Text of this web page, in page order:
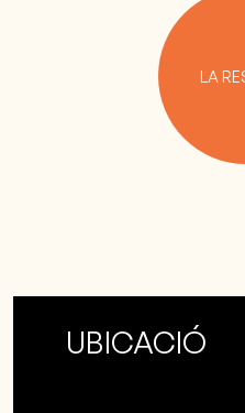
LA
UBICACIÓ